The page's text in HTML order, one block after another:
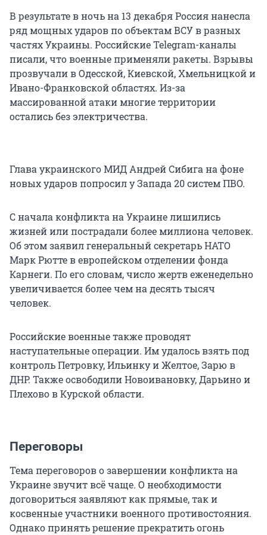
В результате в ночь на 13 декабря Россия нанесла
ряд мощных ударов по объектам ВСУ в разных
частях Украины. Российские Telegram-каналы
писали, что военные применяли ракеты. Взрывы
прозвучали в Одесской, Киевской, Хмельницкой и
Ивано-Франковской областях. Из-за
массированной атаки многие территории
остались без электричества.
Глава украинского МИД Андрей Сибига на фоне
новых ударов попросил у Запада 20 систем ПВО.
С начала конфликта на Украине лишились
жизней или пострадали более миллиона человек.
Об этом заявил генеральный секретарь НАТО
Марк Рютте в европейском отделении фонда
Карнеги. По его словам, число жертв еженедельно
увеличивается более чем на десять тысяч
человек.
Российские военные также проводят
наступательные операции. Им удалось взять под
контроль Петровку, Ильинку и Желтое, Зарю в
ДНР. Также освободили Новоивановку, Дарьино и
Плехово в Курской области.
Переговоры
Тема переговоров о завершении конфликта на
Украине звучит всё чаще. О необходимости
договориться заявляют как прямые, так и
косвенные участники военного противостояния.
Однако принять решение прекратить огонь